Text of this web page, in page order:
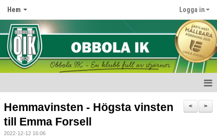
Hem Logga in
Nyheter
>
<
Hemmavinsten - Högsta vinsten
till Emma Forsell
2022-12-12 16:06